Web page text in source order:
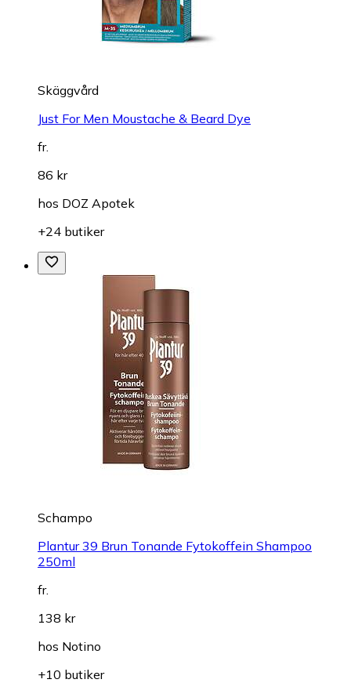
Skäggvård
Just For Men Moustache & Beard Dye
fr.
86 kr
hos DOZ Apotek
+24 butiker
Schampo
Plantur 39 Brun Tonande Fytokoffein Shampoo
250ml
fr.
138 kr
hos Notino
+10 butiker